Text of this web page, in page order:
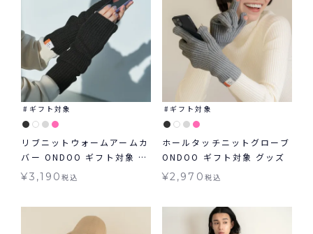
ギフト対象
リブニットウォームアームカ
バー ONDOO ギフト対象 グ
ッズ
¥3,190税込
ギフト対象
ホールタッチニットグローブ
ONDOO ギフト対象 グッズ
¥2,970 税込